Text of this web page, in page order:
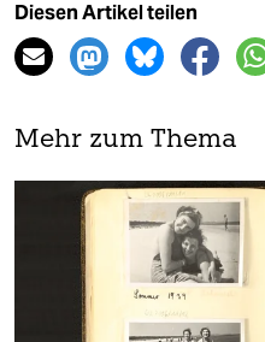
Diesen Artikel teilen
Mehr zum Thema